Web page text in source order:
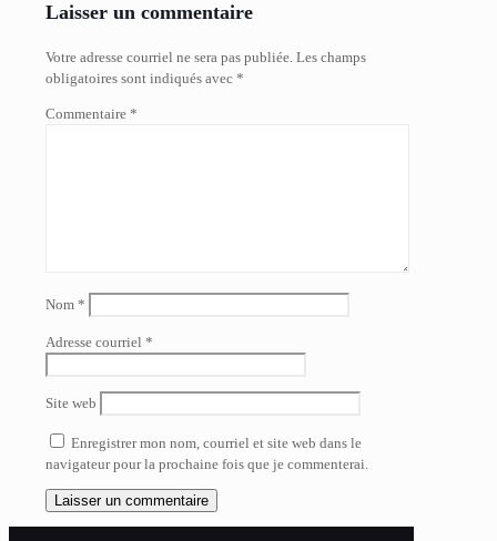
Laisser un commentaire
Votre adresse courriel ne sera pas publiée. Les champs
obligatoires sont indiqués avec *
Commentaire *
Nom *
Adresse courriel *
Site web
Enregistrer mon nom, courriel et site web dans le
navigateur pour la prochaine fois que je commenterai.